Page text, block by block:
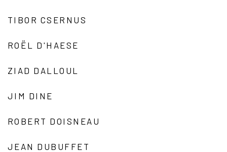
TIBOR CSERNUS
ROËL D'HAESE
ZIAD DALLOUL
JIM DINE
ROBERT DOISNEAU
JEAN DUBUFFET